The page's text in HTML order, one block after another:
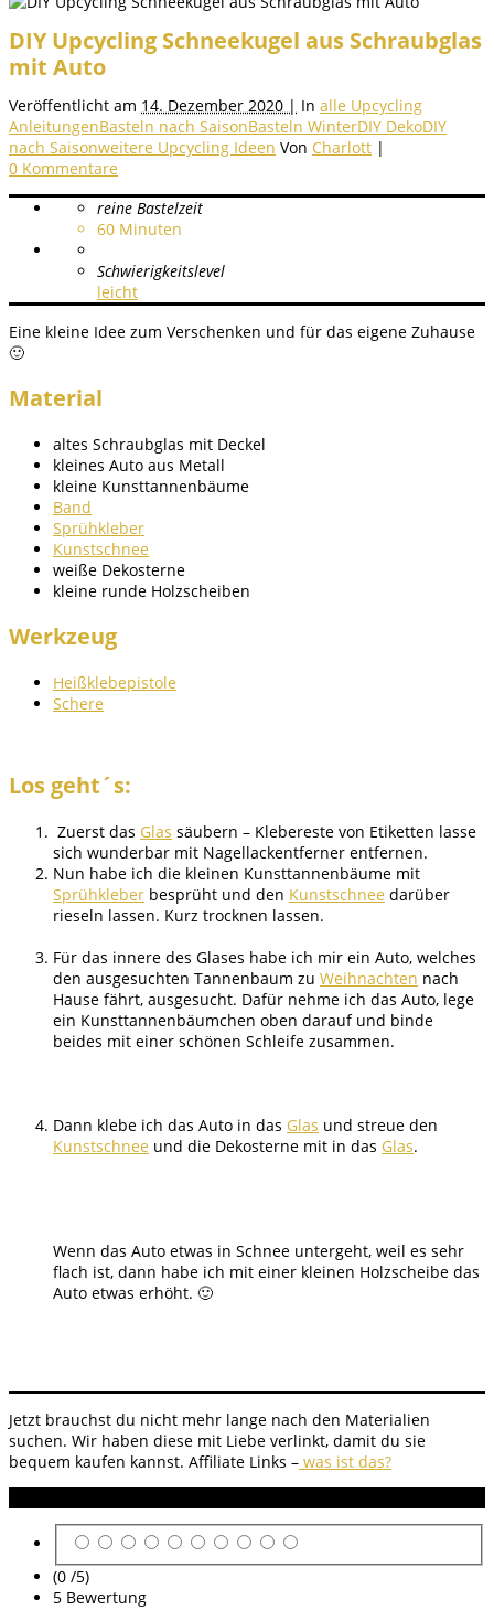
DIY Upcycling Schneekugel aus Schraubglas
mit Auto
Veröffentlicht am 14. Dezember 2020 | In alle Upcycling
AnleitungenBasteln nach SaisonBasteln WinterDIY DekoDIY
nach Saisonweitere Upcycling Ideen Von Charlott |
0 Kommentare
reine Bastelzeit
60 Minuten
Schwierigkeitslevel
leicht
Eine kleine Idee zum Verschenken und für das eigene Zuhause
🙂
Material
altes Schraubglas mit Deckel
kleines Auto aus Metall
kleine Kunsttannenbäume
Band
Sprühkleber
Kunstschnee
weiße Dekosterne
kleine runde Holzscheiben
Werkzeug
Heißklebepistole
Schere
Los geht´s:
Zuerst das Glas säubern – Klebereste von Etiketten lasse
sich wunderbar mit Nagellackentferner entfernen.
Nun habe ich die kleinen Kunsttannenbäume mit
Sprühkleber besprüht und den Kunstschnee darüber
rieseln lassen. Kurz trocknen lassen.
Für das innere des Glases habe ich mir ein Auto, welches
den ausgesuchten Tannenbaum zu Weihnachten nach
Hause fährt, ausgesucht. Dafür nehme ich das Auto, lege
ein Kunsttannenbäumchen oben darauf und binde
beides mit einer schönen Schleife zusammen.
Dann klebe ich das Auto in das Glas und streue den
Kunstschnee und die Dekosterne mit in das Glas.
Wenn das Auto etwas in Schnee untergeht, weil es sehr
flach ist, dann habe ich mit einer kleinen Holzscheibe das
Auto etwas erhöht. 🙂
Jetzt brauchst du nicht mehr lange nach den Materialien
suchen. Wir haben diese mit Liebe verlinkt, damit du sie
bequem kaufen kannst. Affiliate Links – was ist das?
(0 /5)
5 Bewertung